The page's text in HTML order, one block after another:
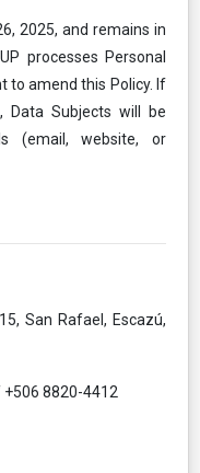
2025, and remains in
processes Personal
to amend this Policy. If
Data Subjects will be
(email, website, or
San Rafael, Escazú,
8820-4412